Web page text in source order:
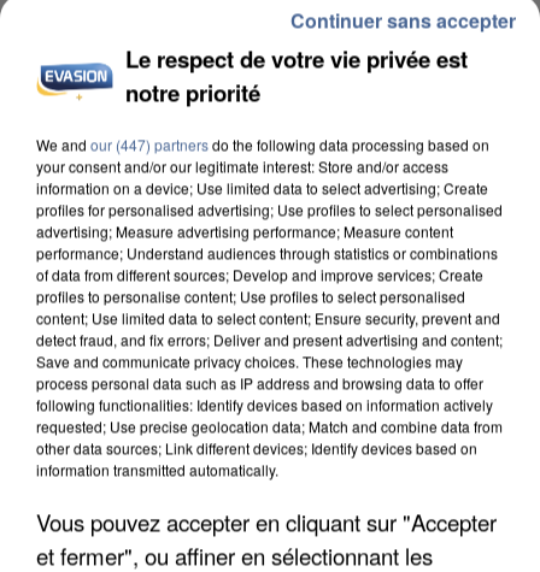
INCENDIES : L’ÎLE-DE-FRANCE LANCE UN ÉLAN
DE SOLIDARITÉ AVEC LES...
Le respect de votre vie privée est
notre priorité
We and our (447) partnersdo the following data processing based on
your consent and/or our legitimate interest: Store and/or access
information on a device; Use limited data to select advertising; Create
profiles for personalised advertising; Use profiles to select personalised
advertising; Measure advertising performance; Measure content
performance; Understand audiences through statistics or combinations
of data from different sources; Develop and improve services; Create
profiles to personalise content; Use profiles to select personalised
content; Use limited data to select content; Ensure security, prevent and
detect fraud, and fix errors; Deliver and present advertising and content;
Save and communicate privacy choices. These technologies may
process personal data such as IP address and browsing data to offer
following functionalities: Identify devices based on information actively
requested; Use precise geolocation data; Match and combine data from
other data sources; Link different devices; Identify devices based on
information transmitted automatically.
Vous pouvez accepter en cliquant sur "Accepter
et fermer", ou affiner en sélectionnant les
Continuer sans accepter